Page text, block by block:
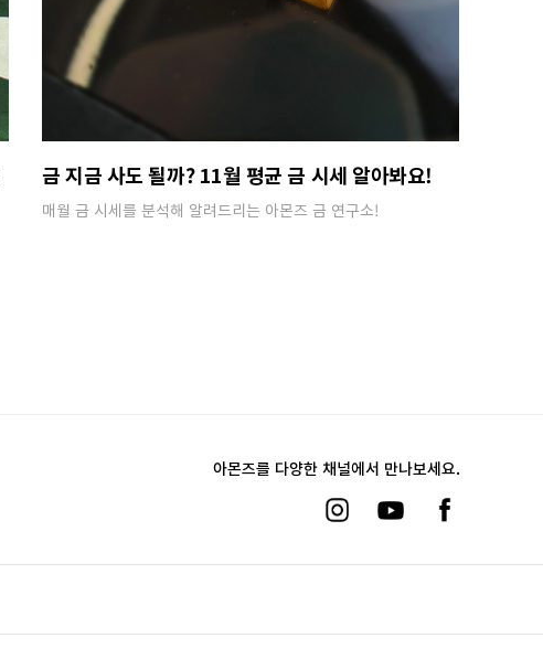
금 지금 사도 될까? 11월 평균 금 시세 알아봐요!
매월 금 시세를 분석해 알려드리는 아몬즈 금 연구소!
아몬즈를 다양한 채널에서 만나보세요.